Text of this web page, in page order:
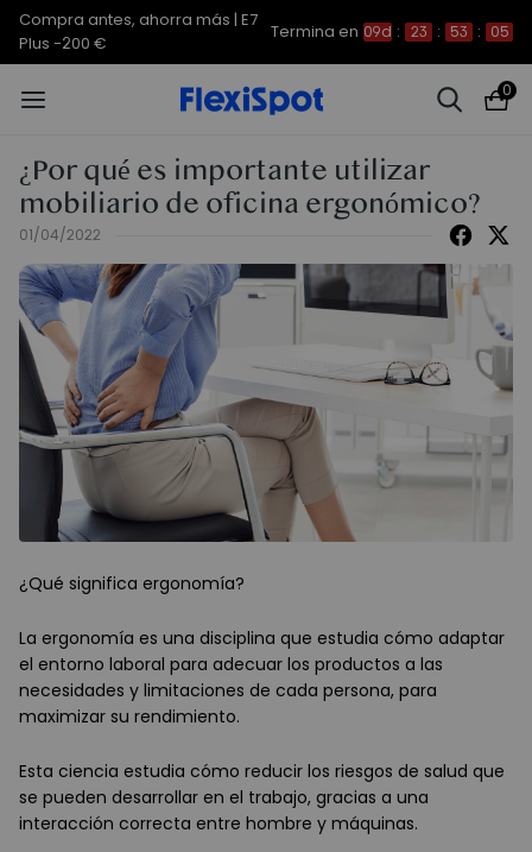
Compra antes, ahorra más | E7
Plus -200 €
Termina en 09d : 23 : 53 : 04
0
¿Por qué es importante utilizar
mobiliario de oficina ergonómico?
01/04/2022
¿Qué significa ergonomía?
La ergonomía es una disciplina que estudia cómo adaptar
el entorno laboral para adecuar los productos a las
necesidades y limitaciones de cada persona, para
maximizar su rendimiento.
Esta ciencia estudia cómo reducir los riesgos de salud que
se pueden desarrollar en el trabajo, gracias a una
interacción correcta entre hombre y máquinas.